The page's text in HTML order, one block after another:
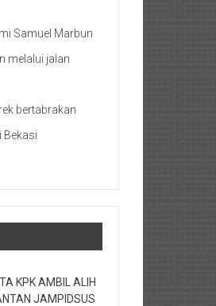
Samuel Marbun
melalui jalan
bertabrakan
Bekasi
KPK AMBIL ALIH
JAMPIDSUS